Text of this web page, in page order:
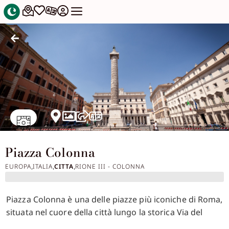
Piazza Colonna
EUROPA,ITALIA,CITTA,RIONE III - COLONNA
Piazza Colonna è una delle piazze più iconiche di Roma,
situata nel cuore della città lungo la storica Via del